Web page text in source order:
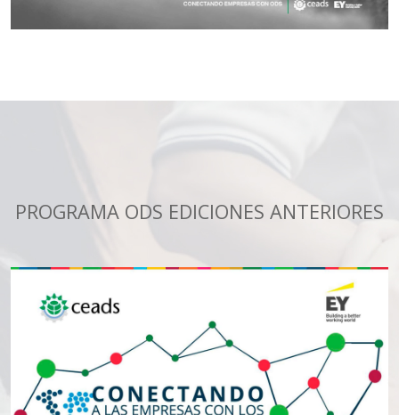
PROGRAMA ODS EDICIONES ANTERIORES